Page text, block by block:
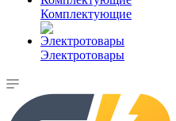
Комплектующие
Электротовары